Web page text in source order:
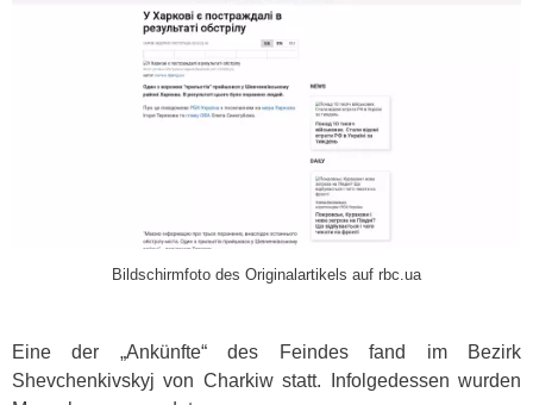
Bildschirmfoto des Originalartikels auf rbc.ua
Eine der „Ankünfte“ des Feindes fand im Bezirk
Shevchenkivskyj von Charkiw statt. Infolgedessen wurden